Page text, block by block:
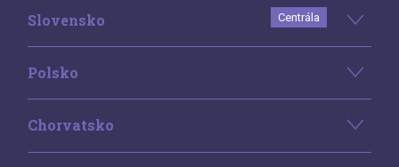
Slovensko Centrála
Polsko
Chorvatsko